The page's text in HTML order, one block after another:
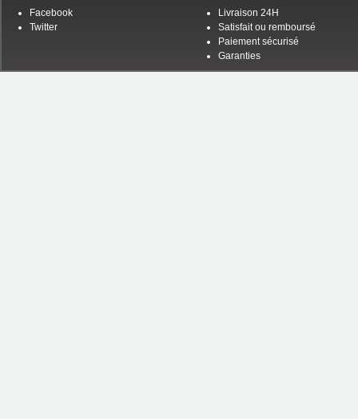
Facebook
Twitter
Livraison 24H
Satisfait ou remboursé
Paiement sécurisé
Garanties